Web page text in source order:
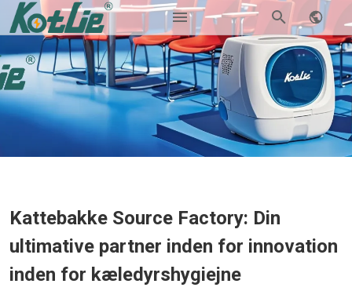
Kattebakke Source Factory: Din
ultimative partner inden for innovation
inden for kæledyrshygiejne